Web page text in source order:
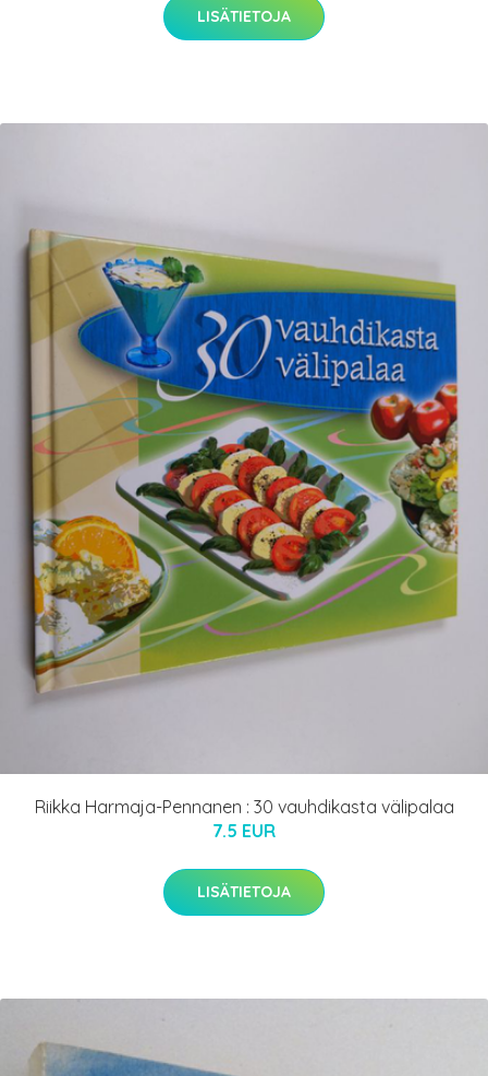
LISÄTIETOJA
Riikka Harmaja-Pennanen : 30 vauhdikasta välipalaa
7.5 EUR
LISÄTIETOJA